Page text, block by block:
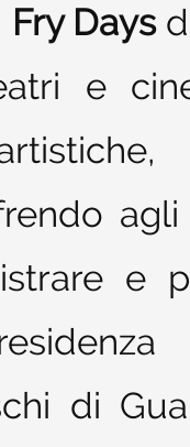
Fry Days
e
e
di